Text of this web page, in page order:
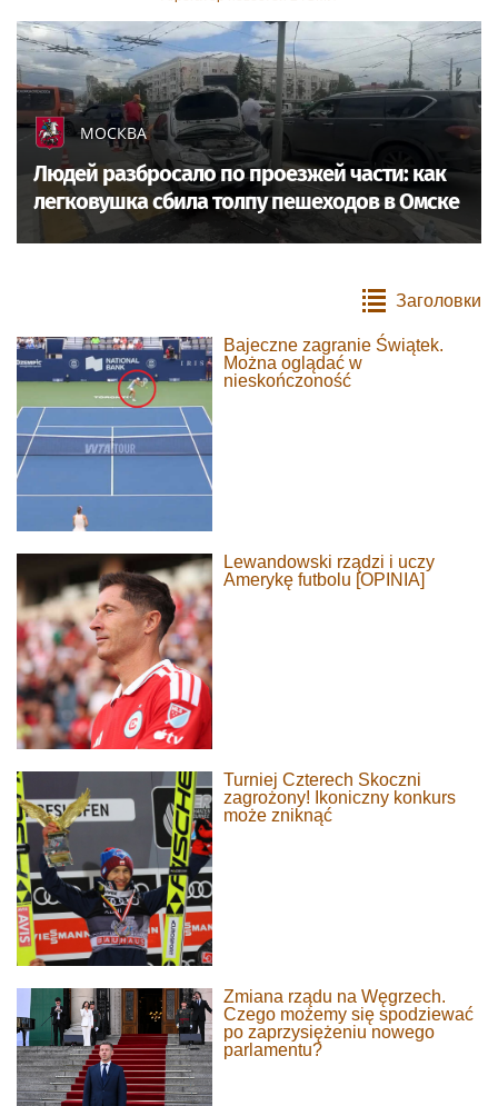
МОСКВА
Людей разбросало по проезжей части: как
легковушка сбила толпу пешеходов в Омске
Заголовки
Bajeczne zagranie Świątek.
Można oglądać w
nieskończoność
Lewandowski rządzi i uczy
Amerykę futbolu [OPINIA]
Turniej Czterech Skoczni
zagrożony! Ikoniczny konkurs
może zniknąć
Zmiana rządu na Węgrzech.
Czego możemy się spodziewać
po zaprzysiężeniu nowego
parlamentu?